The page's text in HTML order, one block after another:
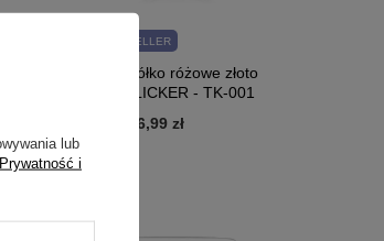
NASZ BESTSELLER
Tytanowe kółko różowe złoto
segment CLICKER - TK-001
36,99 zł
lub
Prywatność i